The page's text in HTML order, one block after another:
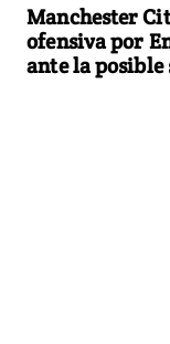
Manchester
ofensiva por
ante la